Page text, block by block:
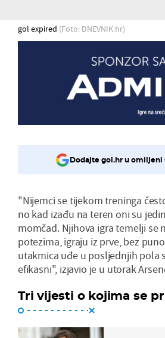
gol expired (Foto: DNEVNIK.hr)
Dodajte gol.hr u omiljeni
"Nijemci se tijekom treninga
no kad izađu na teren oni su
momčad. Njihova igra temelji se
potezima, igraju iz prve, bez
utakmica uđe u posljednjih pola
efikasni", izjavio je u utorak
Tri vijesti o kojima se